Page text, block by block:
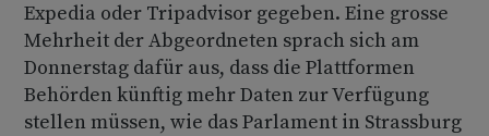
Expedia oder Tripadvisor gegeben. Eine grosse
Mehrheit der Abgeordneten sprach sich am
Donnerstag dafür aus, dass die Plattformen
Behörden künftig mehr Daten zur Verfügung
stellen müssen, wie das Parlament in Strassburg